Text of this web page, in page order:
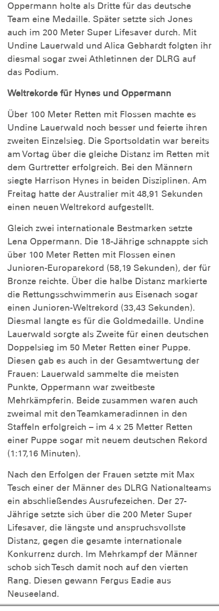
Oppermann holte als Dritte für das deutsche
Team eine Medaille. Später setzte sich Jones
auch im 200 Meter Super Lifesaver durch. Mit
Undine Lauerwald und Alica Gebhardt folgten ihr
diesmal sogar zwei Athletinnen der DLRG auf
das Podium.
Weltrekorde für Hynes und Oppermann
Über 100 Meter Retten mit Flossen machte es
Undine Lauerwald noch besser und feierte ihren
zweiten Einzelsieg. Die Sportsoldatin war bereits
am Vortag über die gleiche Distanz im Retten mit
dem Gurtretter erfolgreich. Bei den Männern
siegte Harrison Hynes in beiden Disziplinen. Am
Freitag hatte der Australier mit 48,91 Sekunden
einen neuen Weltrekord aufgestellt.
Gleich zwei internationale Bestmarken setzte
Lena Oppermann. Die 18-Jährige schnappte sich
über 100 Meter Retten mit Flossen einen
Junioren-Europarekord (58,19 Sekunden), der für
Bronze reichte. Über die halbe Distanz markierte
die Rettungsschwimmerin aus Eisenach sogar
einen Junioren-Weltrekord (33,43 Sekunden).
Diesmal langte es für die Goldmedaille. Undine
Lauerwald sorgte als Zweite für einen deutschen
Doppelsieg im 50 Meter Retten einer Puppe.
Diesen gab es auch in der Gesamtwertung der
Frauen: Lauerwald sammelte die meisten
Punkte, Oppermann war zweitbeste
Mehrkämpferin. Beide zusammen waren auch
zweimal mit den Teamkameradinnen in den
Staffeln erfolgreich – im 4 x 25 Metter Retten
einer Puppe sogar mit neuem deutschen Rekord
(1:17,16 Minuten).
Nach den Erfolgen der Frauen setzte mit Max
Tesch einer der Männer des DLRG Nationalteams
ein abschließendes Ausrufezeichen. Der 27-
Jährige setzte sich über die 200 Meter Super
Lifesaver, die längste und anspruchsvollste
Distanz, gegen die gesamte internationale
Konkurrenz durch. Im Mehrkampf der Männer
schob sich Tesch damit noch auf den vierten
Rang. Diesen gewann Fergus Eadie aus
Neuseeland.